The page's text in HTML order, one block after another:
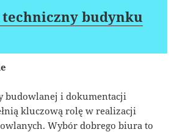
budynku
budowlanej i dokumentacji
kluczową rolę w realizacji
Wybór dobrego biura to